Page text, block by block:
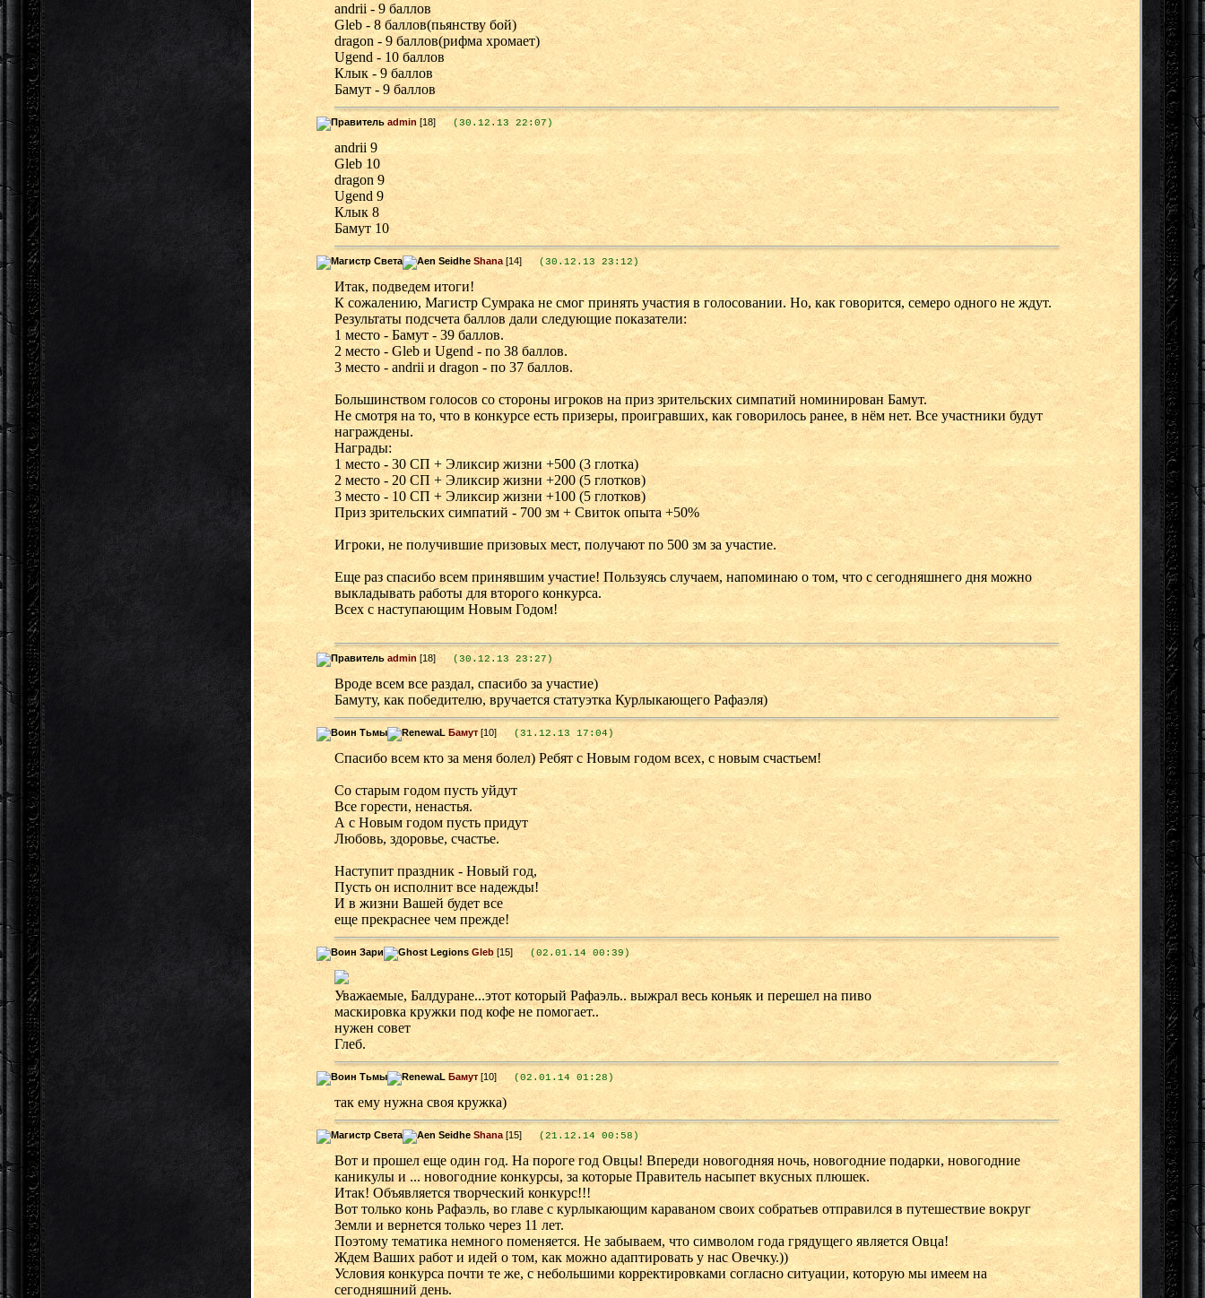
andrii - 9 баллов
Gleb - 8 баллов(пьянству бой)
dragon - 9 баллов(рифма хромает)
Ugend - 10 баллов
Клык - 9 баллов
Бамут - 9 баллов
admin [18] (30.12.13 22:07)
andrii 9
Gleb 10
dragon 9
Ugend 9
Клык 8
Бамут 10
Shana [14] (30.12.13 23:12)
Итак, подведем итоги!
К сожалению, Магистр Сумрака не смог принять участия в голосовании. Но, как говорится, семеро одного не ждут.
Результаты подсчета баллов дали следующие показатели:
1 место - Бамут - 39 баллов.
2 место - Gleb и Ugend - по 38 баллов.
3 место - andrii и dragon - по 37 баллов.
Большинством голосов со стороны игроков на приз зрительских симпатий номинирован Бамут.
Не смотря на то, что в конкурсе есть призеры, проигравших, как говорилось ранее, в нём нет. Все участники будут
награждены.
Награды:
1 место - 30 СП + Эликсир жизни +500 (3 глотка)
2 место - 20 СП + Эликсир жизни +200 (5 глотков)
3 место - 10 СП + Эликсир жизни +100 (5 глотков)
Приз зрительских симпатий - 700 зм + Свиток опыта +50%
Игроки, не получившие призовых мест, получают по 500 зм за участие.
Еще раз спасибо всем принявшим участие! Пользуясь случаем, напоминаю о том, что с сегодняшнего дня можно
выкладывать работы для второго конкурса.
Всех с наступающим Новым Годом!
admin [18] (30.12.13 23:27)
Вроде всем все раздал, спасибо за участие)
Бамуту, как победителю, вручается статуэтка Курлыкающего Рафаэля)
Бамут [10] (31.12.13 17:04)
Спасибо всем кто за меня болел) Ребят с Новым годом всех, с новым счастьем!
Со старым годом пусть уйдут
Все горести, ненастья.
А с Новым годом пусть придут
Любовь, здоровье, счастье.
Наступит праздник - Новый год,
Пусть он исполнит все надежды!
И в жизни Вашей будет все
еще прекраснее чем прежде!
Gleb [15] (02.01.14 00:39)
Уважаемые, Балдуране...этот который Рафаэль.. выжрал весь коньяк и перешел на пиво
маскировка кружки под кофе не помогает..
нужен совет
Глеб.
Бамут [10] (02.01.14 01:28)
так ему нужна своя кружка)
Shana [15] (21.12.14 00:58)
Вот и прошел еще один год. На пороге год Овцы! Впереди новогодняя ночь, новогодние подарки, новогодние
каникулы и ... новогодние конкурсы, за которые Правитель насыпет вкусных плюшек.
Итак! Объявляется творческий конкурс!!!
Вот только конь Рафаэль, во главе с курлыкающим караваном своих собратьев отправился в путешествие вокруг
Земли и вернется только через 11 лет.
Поэтому тематика немного поменяется. Не забываем, что символом года грядущего является Овца!
Ждем Ваших работ и идей о том, как можно адаптировать у нас Овечку.))
Условия конкурса почти те же, с небольшими корректировками согласно ситуации, которую мы имеем на
сегодняшний день.